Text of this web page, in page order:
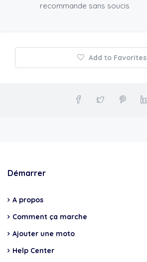
recommande sans soucis
Add to Favorites
Démarrer
A propos
Comment ça marche
Ajouter une moto
Help Center